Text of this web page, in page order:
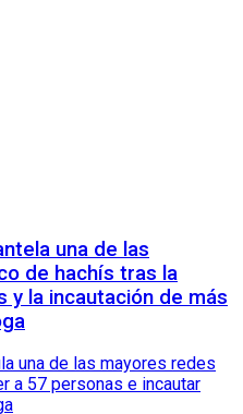
una de las
de hachís tras la
y la incautación de más